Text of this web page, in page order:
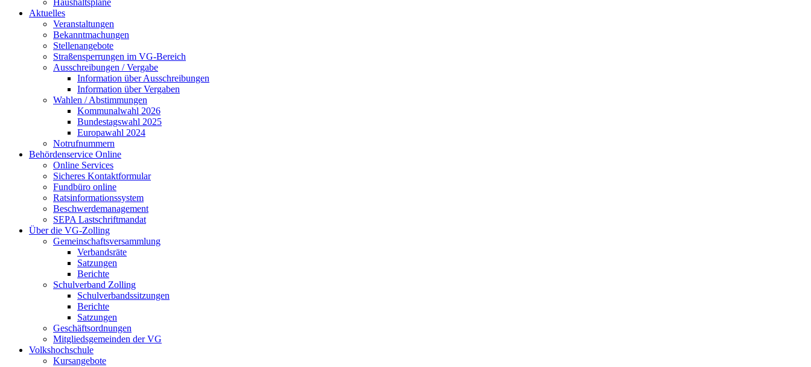
Haushaltspläne
Aktuelles
Veranstaltungen
Bekanntmachungen
Stellenangebote
Straßensperrungen im VG-Bereich
Ausschreibungen / Vergabe
Information über Ausschreibungen
Information über Vergaben
Wahlen / Abstimmungen
Kommunalwahl 2026
Bundestagswahl 2025
Europawahl 2024
Notrufnummern
Behördenservice Online
Online Services
Sicheres Kontaktformular
Fundbüro online
Ratsinformationssystem
Beschwerdemanagement
SEPA Lastschriftmandat
Über die VG-Zolling
Gemeinschaftsversammlung
Verbandsräte
Satzungen
Berichte
Schulverband Zolling
Schulverbandssitzungen
Berichte
Satzungen
Geschäftsordnungen
Mitgliedsgemeinden der VG
Volkshochschule
Kursangebote